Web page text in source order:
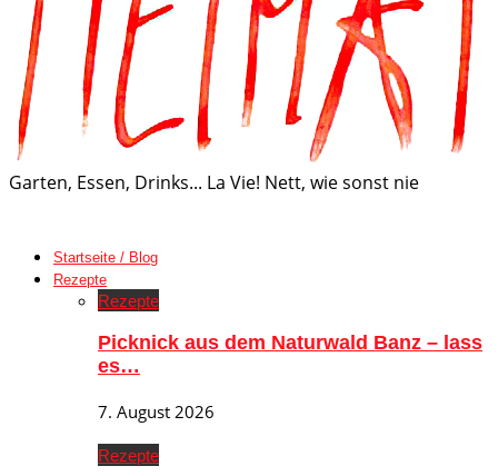
Garten, Essen, Drinks... La Vie! Nett, wie sonst nie
Startseite / Blog
Rezepte
Rezepte
Picknick aus dem Naturwald Banz – lass
es…
7. August 2026
Rezepte